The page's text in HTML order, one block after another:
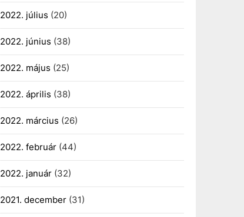
2022. július (20)
2022. június (38)
2022. május (25)
2022. április (38)
2022. március (26)
2022. február(44)
2022. január(32)
2021. december(31)